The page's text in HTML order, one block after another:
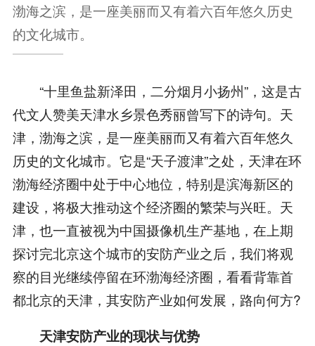
渤海之滨，是一座美丽而又有着六百年悠久历史
的文化城市。
“十里鱼盐新泽田，二分烟月小扬州”，这是古
代文人赞美天津水乡景色秀丽曾写下的诗句。天
津，渤海之滨，是一座美丽而又有着六百年悠久
历史的文化城市。它是“天子渡津”之处，天津在环
渤海经济圈中处于中心地位，特别是滨海新区的
建设，将极大推动这个经济圈的繁荣与兴旺。天
津，也一直被视为中国摄像机生产基地，在上期
探讨完北京这个城市的安防产业之后，我们将观
察的目光继续停留在环渤海经济圈，看看背靠首
都北京的天津，其安防产业如何发展，路向何方?
天津安防产业的现状与优势